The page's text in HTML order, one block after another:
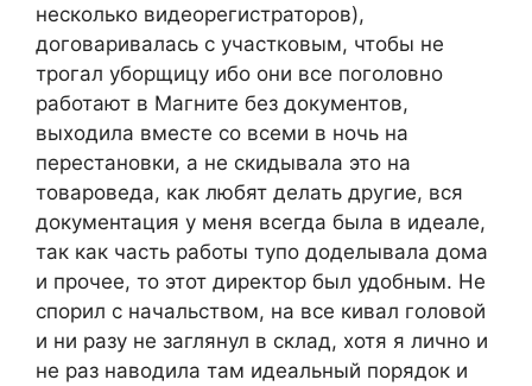
несколько видеорегистраторов),
договаривалась с участковым, чтобы не
трогал уборщицу ибо они все поголовно
работают в Магните без документов,
выходила вместе со всеми в ночь на
перестановки, а не скидывала это на
товароведа, как любят делать другие, вся
документация у меня всегда была в идеале,
так как часть работы тупо доделывала дома
и прочее, то этот директор был удобным. Не
спорил с начальством, на все кивал головой
и ни разу не заглянул в склад, хотя я лично и
не раз наводила там идеальный порядок и